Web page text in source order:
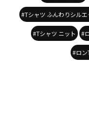
#Tシャツ ふんわりシルエ
#Tシャツ ニット #
#ロン